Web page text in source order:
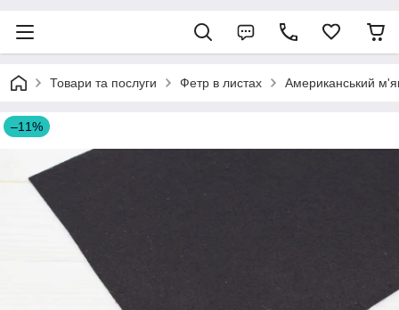
Товари та послуги Фетр в листах Американський
–11%